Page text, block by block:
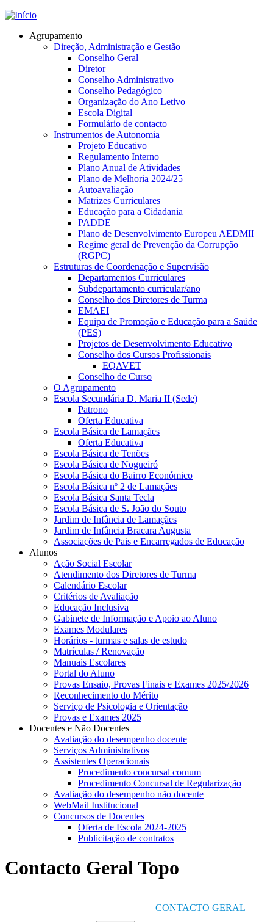
Jump to navigation
Agrupamento
Direção, Administração e Gestão
Conselho Geral
Diretor
Conselho Administrativo
Conselho Pedagógico
Organização do Ano Letivo
Escola Digital
Formulário de contacto
Instrumentos de Autonomia
Projeto Educativo
Regulamento Interno
Plano Anual de Atividades
Plano de Melhoria 2024/25
Autoavaliação
Matrizes Curriculares
Educação para a Cidadania
PADDE
Plano de Desenvolvimento Europeu AEDMII
Regime geral de Prevenção da Corrupção
(RGPC)
Estruturas de Coordenação e Supervisão
Departamentos Curriculares
Subdepartamento curricular/ano
Conselho dos Diretores de Turma
EMAEI
Equipa de Promoção e Educação para a Saúde
(PES)
Projetos de Desenvolvimento Educativo
Conselho dos Cursos Profissionais
EQAVET
Conselho de Curso
O Agrupamento
Escola Secundária D. Maria II (Sede)
Patrono
Oferta Educativa
Escola Básica de Lamaçães
Oferta Educativa
Escola Básica de Tenões
Escola Básica de Nogueiró
Escola Básica do Bairro Económico
Escola Básica nº 2 de Lamaçães
Escola Básica Santa Tecla
Escola Básica de S. João do Souto
Jardim de Infância de Lamaçães
Jardim de Infância Bracara Augusta
Associações de Pais e Encarregados de Educação
Alunos
Ação Social Escolar
Atendimento dos Diretores de Turma
Calendário Escolar
Critérios de Avaliação
Educação Inclusiva
Gabinete de Informação e Apoio ao Aluno
Exames Modulares
Horários - turmas e salas de estudo
Matrículas / Renovação
Manuais Escolares
Portal do Aluno
Provas Ensaio, Provas Finais e Exames 2025/2026
Reconhecimento do Mérito
Serviço de Psicologia e Orientação
Provas e Exames 2025
Docentes e Não Docentes
Avaliação do desempenho docente
Serviços Administrativos
Assistentes Operacionais
Procedimento concursal comum
Procedimento Concursal de Regularização
Avaliação do desempenho não docente
WebMail Institucional
Concursos de Docentes
Oferta de Escola 2024-2025
Publicitação de contratos
Contacto Geral Topo
CONTACTO GERAL